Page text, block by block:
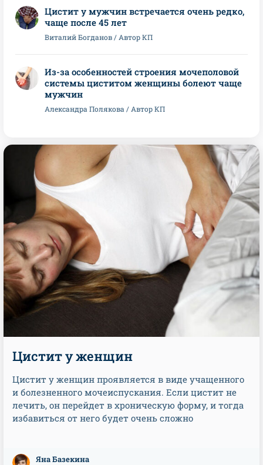
Цистит у мужчин встречается очень редко,
чаще после 45 лет
Виталий Богданов / Автор КП
Из-за особенностей строения мочеполовой
системы циститом женщины болеют чаще
мужчин
Александра Полякова / Автор КП
Цистит у женщин
Цистит у женщин проявляется в виде учащенного
и болезненного мочеиспускания. Если цистит не
лечить, он перейдет в хроническую форму, и тогда
избавиться от него будет очень сложно
Яна Базекина